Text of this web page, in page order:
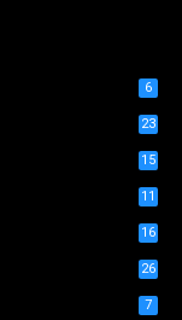
6
23
15
11
16
26
7